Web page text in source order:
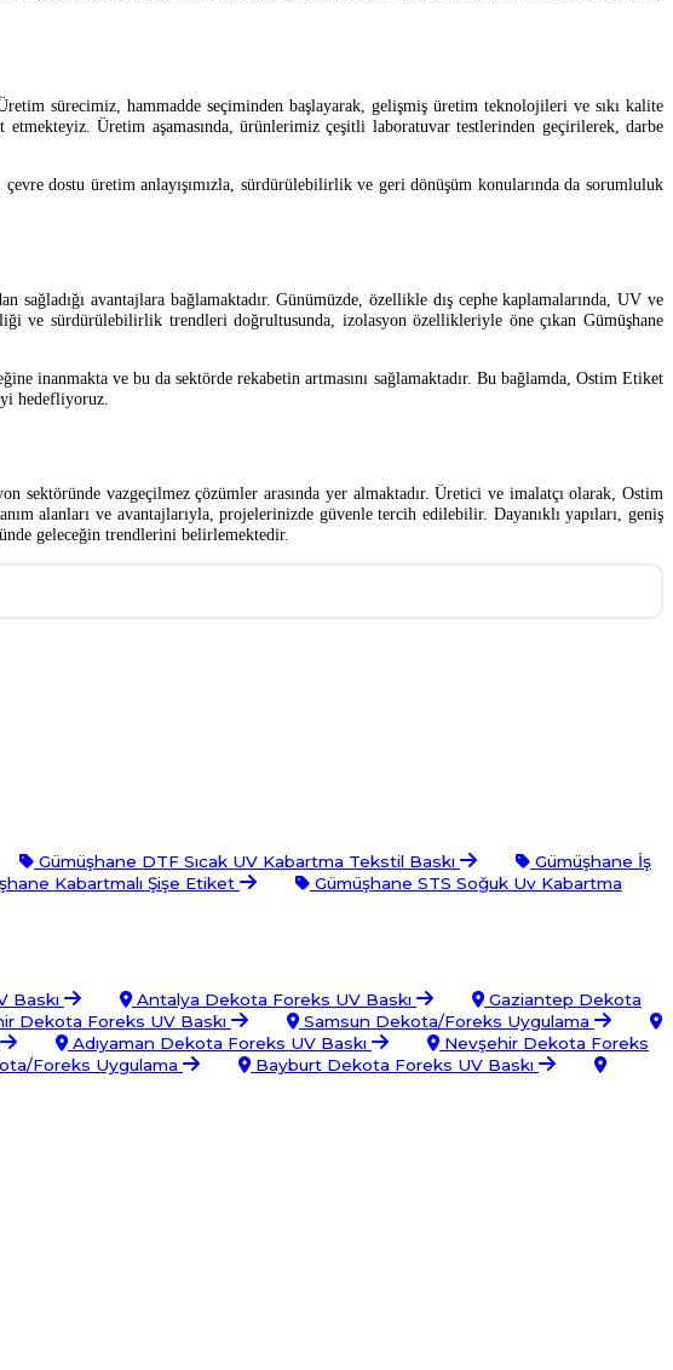
sürecimiz, hammadde seçiminden başlayarak, gelişmiş üretim teknolojileri ve sıkı kalite
etmekteyiz. Üretim aşamasında, ürünlerimiz çeşitli laboratuvar testlerinden geçirilerek, darbe
dostu üretim anlayışımızla, sürdürülebilirlik ve geri dönüşüm konularında da sorumluluk
sağladığı avantajlara bağlamaktadır. Günümüzde, özellikle dış cephe kaplamalarında, UV ve
ve sürdürülebilirlik trendleri doğrultusunda, izolasyon özellikleriyle öne çıkan Gümüşhane
inanmakta ve bu da sektörde rekabetin artmasını sağlamaktadır. Bu bağlamda, Ostim Etiket
hedefliyoruz.
sektöründe vazgeçilmez çözümler arasında yer almaktadır. Üretici ve imalatçı olarak, Ostim
alanları ve avantajlarıyla, projelerinizde güvenle tercih edilebilir. Dayanıklı yapıları, geniş
geleceğin trendlerini belirlemektedir.
Gümüşhane DTF Sıcak UV Kabartma Tekstil Baskı
Gümüşhane İş
Kabartmalı Şişe Etiket
Gümüşhane STS Soğuk Uv Kabartma
Baskı Antalya Dekota Foreks UV Baskı
Gaziantep Dekota
Dekota Foreks UV Baskı
Samsun Dekota/Foreks Uygulama
Adıyaman Dekota Foreks UV Baskı
Nevşehir Dekota Foreks
Foreks Uygulama
Bayburt Dekota Foreks UV Baskı